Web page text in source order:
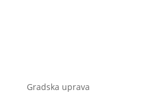
Gradska uprava